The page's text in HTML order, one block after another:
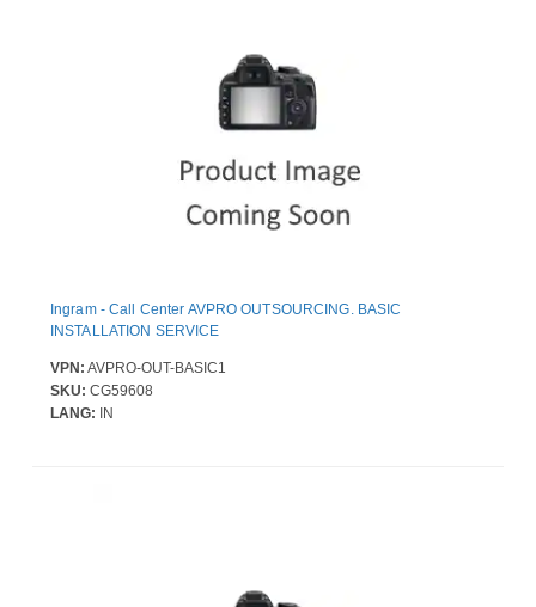
Ingram - Call Center AVPRO OUTSOURCING. BASIC
INSTALLATION SERVICE
VPN: AVPRO-OUT-BASIC1
SKU: CG59608
LANG: IN